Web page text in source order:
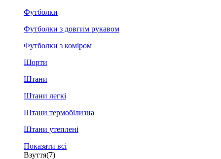
Футболки
Футболки з довгим рукавом
Футболки з коміром
Шорти
Штани
Штани легкі
Штани термобілизна
Штани утеплені
Показати всі
Взуття(7)